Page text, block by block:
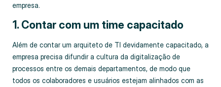
empresa.
1. Contar com um time capacitado
Além de contar um arquiteto de TI devidamente capacitado, a
empresa precisa difundir a cultura da digitalização de
processos entre os demais departamentos, de modo que
todos os colaboradores e usuários estejam alinhados com as